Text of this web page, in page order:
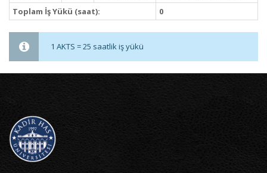
Toplam İş Yükü (saat):
0
1 AKTS = 25 saatlik iş yükü